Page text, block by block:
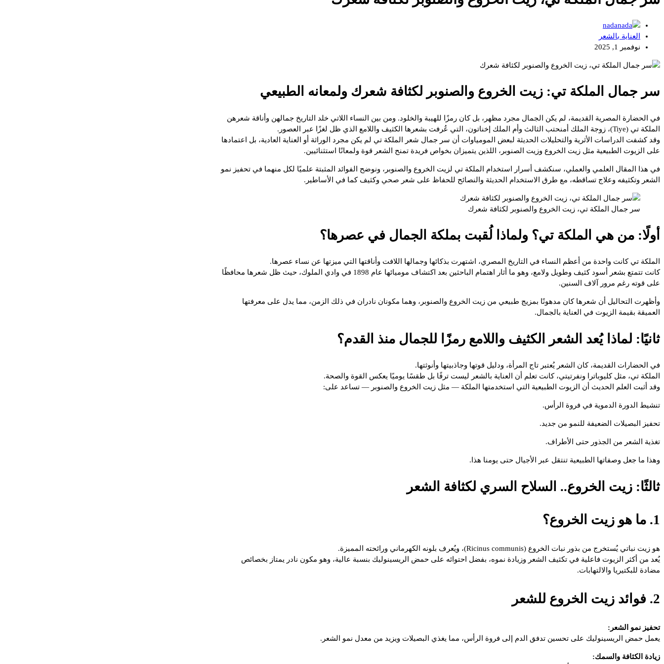
nada
العناية بالشعر
نوفمبر 1, 2025
سر جمال الملكة تي: زيت الخروع والصنوبر لكثافة شعرك ولمعانه الطبيعي
في الحضارة المصرية القديمة، لم يكن الجمال مجرد مظهر، بل كان رمزًا للهيبة والخلود. ومن بين النساء اللاتي خلد التاريخ جمالهن وأناقة شعرهن
الملكة تي (Tiye)، زوجة الملك أمنحتب الثالث وأم الملك إخناتون، التي عُرفت بشعرها الكثيف واللامع الذي ظل لغزًا عبر العصور.
وقد كشفت الدراسات الأثرية والتحليلات الحديثة لبعض المومياوات أن سر جمال شعر الملكة تي لم يكن مجرد الوراثة أو العناية العادية، بل اعتمادها
على الزيوت الطبيعية مثل زيت الخروع وزيت الصنوبر، اللذين يتميزان بخواص فريدة تمنح الشعر قوة ولمعانًا استثنائيين.
في هذا المقال العلمي والعملي، سنكشف أسرار استخدام الملكة تي لزيت الخروع والصنوبر، ونوضح الفوائد المثبتة علميًا لكل منهما في تحفيز نمو
الشعر وتكثيفه وعلاج تساقطه، مع طرق الاستخدام الحديثة والنصائح للحفاظ على شعر صحي وكثيف كما في الأساطير.
سر جمال الملكة تي، زيت الخروع والصنوبر لكثافة شعرك
أولًا: من هي الملكة تي؟ ولماذا لُقبت بملكة الجمال في عصرها؟
الملكة تي كانت واحدة من أعظم النساء في التاريخ المصري، اشتهرت بذكائها وجمالها اللافت وأناقتها التي ميزتها عن نساء عصرها.
كانت تتمتع بشعر أسود كثيف وطويل ولامع، وهو ما أثار اهتمام الباحثين بعد اكتشاف موميائها عام 1898 في وادي الملوك، حيث ظل شعرها محافظًا
على قوته رغم مرور آلاف السنين.
وأظهرت التحاليل أن شعرها كان مدهونًا بمزيج طبيعي من زيت الخروع والصنوبر، وهما مكونان نادران في ذلك الزمن، مما يدل على معرفتها
العميقة بقيمة الزيوت في العناية بالجمال.
ثانيًا: لماذا يُعد الشعر الكثيف واللامع رمزًا للجمال منذ القدم؟
في الحضارات القديمة، كان الشعر يُعتبر تاج المرأة، ودليل قوتها وجاذبيتها وأنوثتها.
الملكة تي، مثل كليوباترا ونفرتيتي، كانت تعلم أن العناية بالشعر ليست ترفًا بل طقسًا يوميًا يعكس القوة والصحة.
وقد أثبت العلم الحديث أن الزيوت الطبيعية التي استخدمتها الملكة — مثل زيت الخروع والصنوبر — تساعد على:
تنشيط الدورة الدموية في فروة الرأس.
تحفيز البصيلات الضعيفة للنمو من جديد.
تغذية الشعر من الجذور حتى الأطراف.
وهذا ما جعل وصفاتها الطبيعية تنتقل عبر الأجيال حتى يومنا هذا.
ثالثًا: زيت الخروع.. السلاح السري لكثافة الشعر
1. ما هو زيت الخروع؟
هو زيت نباتي يُستخرج من بذور نبات الخروع (Ricinus communis)، ويُعرف بلونه الكهرماني ورائحته المميزة.
يُعد من أكثر الزيوت فاعلية في تكثيف الشعر وزيادة نموه، بفضل احتوائه على حمض الريسينوليك بنسبة عالية، وهو مكون نادر يمتاز بخصائص
مضادة للبكتيريا والالتهابات.
2. فوائد زيت الخروع للشعر
تحفيز نمو الشعر:
يعمل حمض الريسينوليك على تحسين تدفق الدم إلى فروة الرأس، مما يغذي البصيلات ويزيد من معدل نمو الشعر.
زيادة الكثافة والسمك: